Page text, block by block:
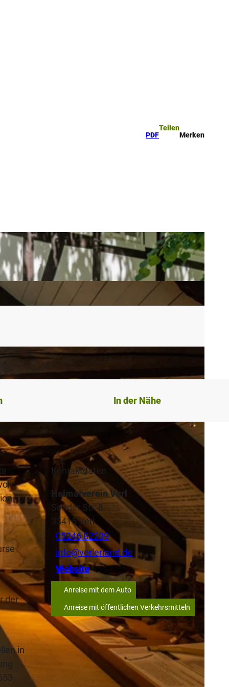
PDF
Teilen
Merken
In der Nähe
der
in
Kontaktdaten
Heimatverein Verl
Sender Str. 8
33415Verl
05246 82209
info@verlerland.de
Website
Anreise mit dem Auto
Anreise mit öffentlichen Verkehrsmitteln